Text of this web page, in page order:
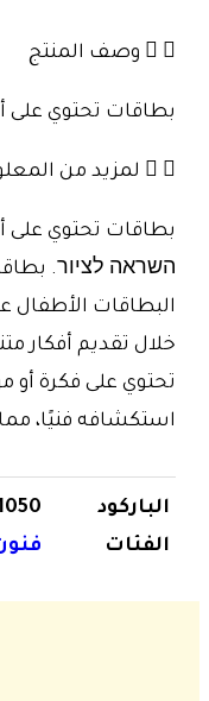
وصف المنتج
بطاقات تحتوي على
لمزيد من
بطاقات تحتوي على
השראה לציור.
البطاقات الأطفال
خلال تقديم أفكار
تحتوي على فكرة
استكشافه فنيًا، مما
الباركود
الفئات